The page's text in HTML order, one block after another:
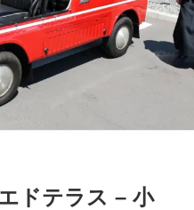
ドテラス – 小